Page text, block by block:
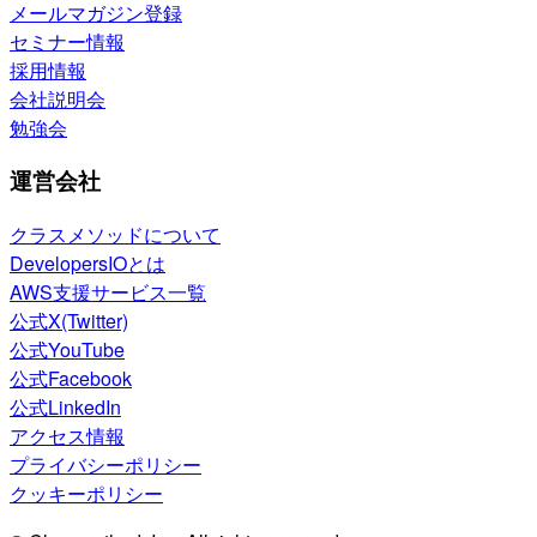
メールマガジン登録
セミナー情報
採用情報
会社説明会
勉強会
運営会社
クラスメソッドについて
DevelopersIOとは
AWS支援サービス一覧
公式X(Twitter)
公式YouTube
公式Facebook
公式LinkedIn
アクセス情報
プライバシーポリシー
クッキーポリシー